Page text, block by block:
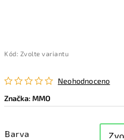
Kód: Zvolte variantu
Neohodnoceno
Značka:MMO
Barva